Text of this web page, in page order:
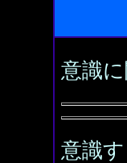
意識
意識す